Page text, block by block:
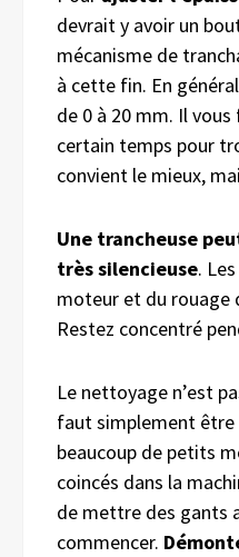
devrait y avoir un
mécanisme de
à cette fin. En
de 0 à 20 mm. Il
certain temps pour
convient le mieux,
Une trancheuse
très silencieuse.
moteur et du rouage
Restez concentré
Le nettoyage n’est
faut simplement être
beaucoup de petits
coincés dans la
de mettre des gants
commencer.